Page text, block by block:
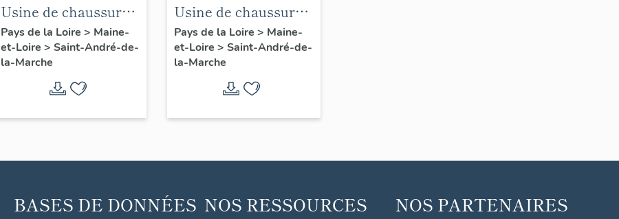
Usine de chaussures
Morinière-Ripoche,
actuel Musée des
métiers de la
chaussure, 6 rue
Pays de la Loire > Maine-
et-Loire > Saint-André-de-
la-Marche
Usine de chaussure
Durand-Chéné, 9 rue
Augustin-Vincent
Pays de la Loire > Maine-
et-Loire > Saint-André-de-
la-Marche
BASES DE DONNÉES NOS RESSOURCES NOS PARTENAIRES